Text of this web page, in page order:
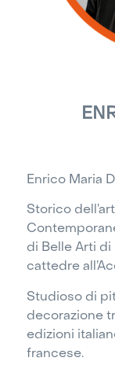
Enrico Maria
Storico
di Belle Arti
cattedre
Studioso di
decorazione
edizioni
francese.